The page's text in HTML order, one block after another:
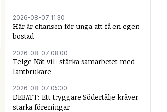
2026-08-07 11:30
Här är chansen för unga att få en egen
bostad
2026-08-07 08:00
Telge Nät vill stärka samarbetet med
lantbrukare
2026-08-07 05:00
DEBATT: Ett tryggare Södertälje kräver
starka föreningar